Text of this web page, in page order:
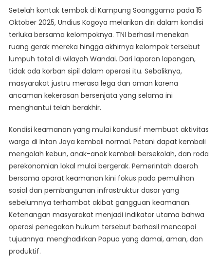
Setelah kontak tembak di Kampung Soanggama pada 15
Oktober 2025, Undius Kogoya melarikan diri dalam kondisi
terluka bersama kelompoknya. TNI berhasil menekan
ruang gerak mereka hingga akhirnya kelompok tersebut
lumpuh total di wilayah Wandai. Dari laporan lapangan,
tidak ada korban sipil dalam operasi itu. Sebaliknya,
masyarakat justru merasa lega dan aman karena
ancaman kekerasan bersenjata yang selama ini
menghantui telah berakhir.
Kondisi keamanan yang mulai kondusif membuat aktivitas
warga di Intan Jaya kembali normal. Petani dapat kembali
mengolah kebun, anak-anak kembali bersekolah, dan roda
perekonomian lokal mulai bergerak. Pemerintah daerah
bersama aparat keamanan kini fokus pada pemulihan
sosial dan pembangunan infrastruktur dasar yang
sebelumnya terhambat akibat gangguan keamanan.
Ketenangan masyarakat menjadi indikator utama bahwa
operasi penegakan hukum tersebut berhasil mencapai
tujuannya: menghadirkan Papua yang damai, aman, dan
produktif.